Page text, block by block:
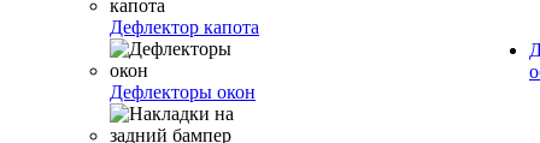
Дефлектор капота
Дефлекторы окон